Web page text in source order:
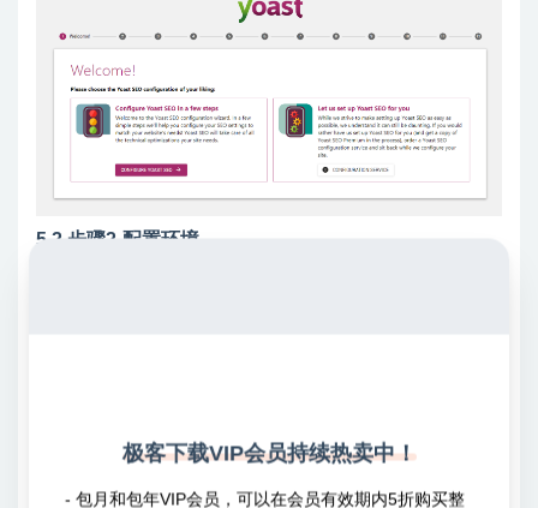
5.2 步骤2-配置环境
极客下载VIP会员持续热卖中！
- 包月和包年VIP会员，可以在会员有效期内5折购买整